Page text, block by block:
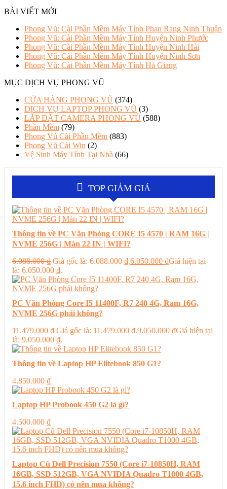
BÀI VIẾT MỚI
Phong Vũ: Cài Phần Mềm Máy Tính Phan Rang Ninh Thuận
Phong Vũ: Cài Phần Mềm Máy Tính Huyện Ninh Phước
Phong Vũ: Cài Phần Mềm Máy Tính Huyện Ninh Hải
Phong Vũ: Cài Phần Mềm Máy Tính Huyện Ninh Sơn
Phong Vũ: Cài Phần Mềm Máy Tính Hà Giang
MỤC DỊCH VỤ PHONG VŨ
CỬA HÀNG PHONG VŨ (374)
DỊCH VỤ LAPTOP PHONG VŨ (3)
LẮP ĐẶT CAMERA PHONG VỦ (588)
Phần Mềm (79)
Phong Vủ Cài Phần Mềm (883)
Phong Vũ Cài Win (2)
Vệ Sinh Máy Tính Tại Nhà (66)
TOP GIẢM GIÁ
Thông tin về PC Văn Phòng CORE I5 4570 | RAM 16G |
NVME 256G | Màn 22 IN | WIFI?
6.088.000₫ Giá gốc là: 6.088.000 ₫.6.050.000 ₫Giá hiện tại
là: 6.050.000 ₫.
PC Văn Phòng Core I5 11400F, R7 240 4G, Ram 16G,
NVME 256G phải không?
11.479.000₫ Giá gốc là: 11.479.000 ₫.9.050.000 ₫Giá hiện tại
là: 9.050.000 ₫.
Thông tin về Laptop HP Elitebook 850 G1?
4.850.000 ₫
Laptop HP Probook 450 G2 là gì?
4.500.000 ₫
Laptop Cũ Dell Precision 7550 (Core i7-10850H, RAM
16GB, SSD 512GB, VGA NVIDIA Quadro T1000 4GB,
15.6 inch FHD) có nên mua không?